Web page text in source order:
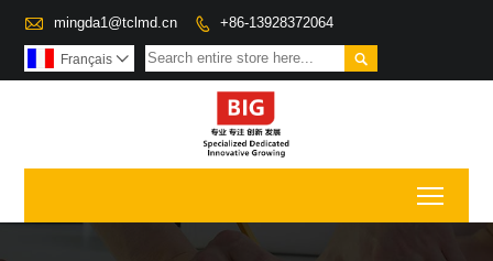
 mingda1@tclmd.cn  +86-13928372064

Français 